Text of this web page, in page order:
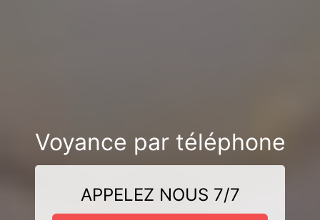
Voyance par téléphone
APPELEZ NOUS 7/7